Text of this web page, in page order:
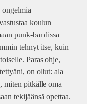
ongelmia
koulun
punk-bandissa
tehnyt itse, kuin
Paras ohje,
on ollut: ala
miten pitkälle oma
tekijäänsä opettaa.